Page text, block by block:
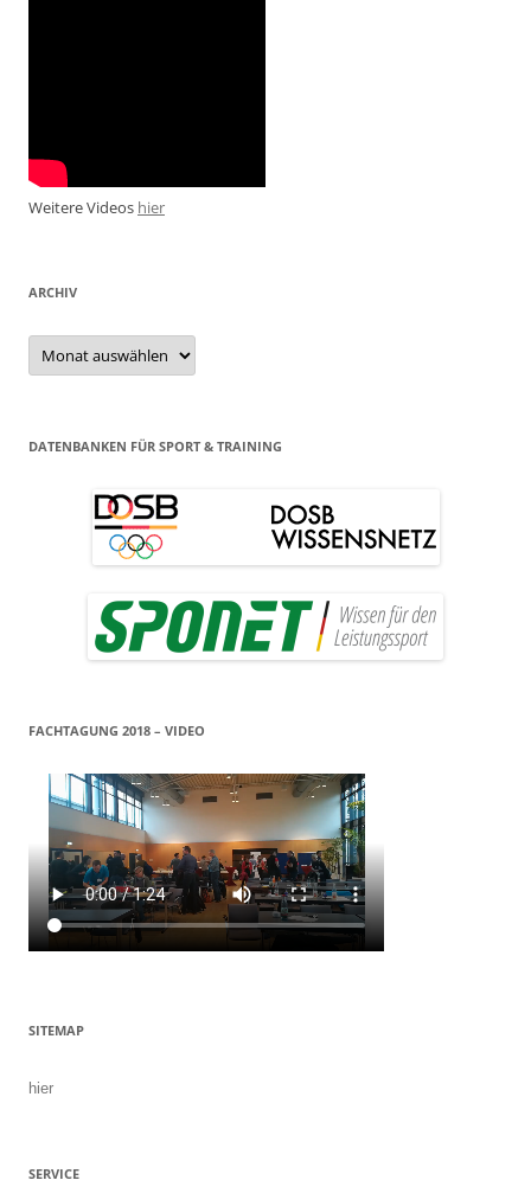
Weitere Videos hier
ARCHIV
Archiv
DATENBANKEN FÜR SPORT & TRAINING
FACHTAGUNG 2018 – VIDEO
SITEMAP
hier
SERVICE